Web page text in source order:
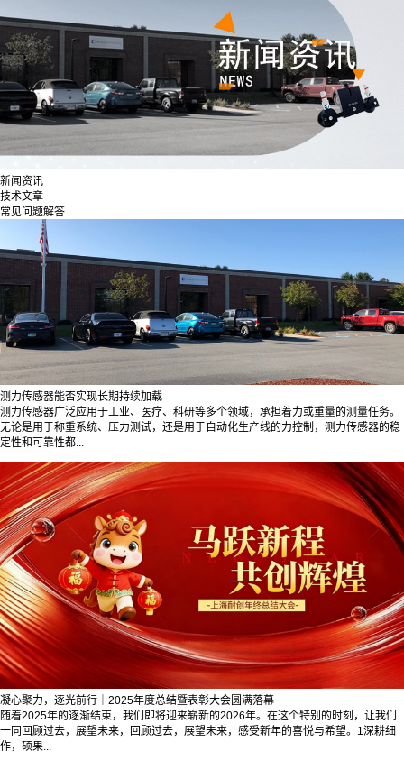
新闻资讯
技术文章
常见问题解答
测力传感器能否实现长期持续加载
测力传感器广泛应用于工业、医疗、科研等多个领域，承担着力或重量的测量任务。
无论是用于称重系统、压力测试，还是用于自动化生产线的力控制，测力传感器的稳
定性和可靠性都...
凝心聚力，逐光前行｜2025年度总结暨表彰大会圆满落幕
随着2025年的逐渐结束，我们即将迎来崭新的2026年。在这个特别的时刻，让我们
一同回顾过去，展望未来，回顾过去，展望未来，感受新年的喜悦与希望。1深耕细
作，硕果...